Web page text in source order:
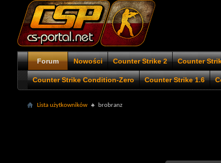
Forum Nowości Counter Strike 2 Counter
Counter Strike Condition-Zero Counter Strike 1.6
Lista użytkowników brobranz